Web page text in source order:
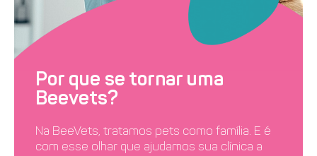
Por que se tornar uma
Beevets?
Na BeeVets, tratamos pets como família. E é
com esse olhar que ajudamos sua clínica a